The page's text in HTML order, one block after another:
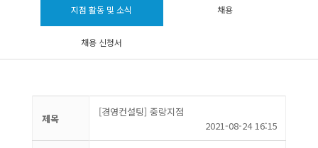
지점 활동 및 소식 채용
채용 신청서
제목
[경영컨설팅] 중랑지점
2021-08-24 16:15